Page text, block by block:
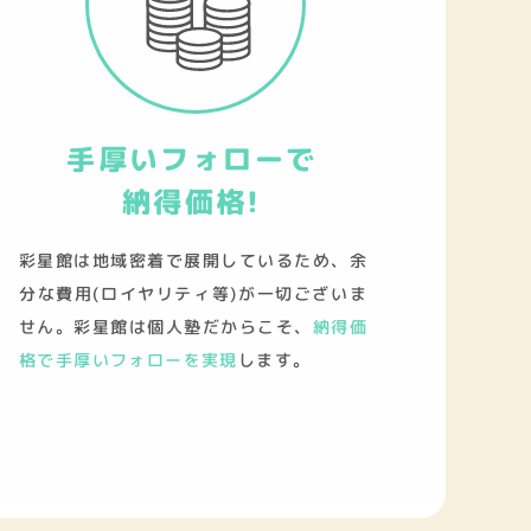
手厚いフォローで
納得価格!
彩星館は地域密着で展開しているため、余
分な費用(ロイヤリティ等)が一切ございま
せん。彩星館は個人塾だからこそ、 納得価
格で手厚いフォローを実現 します。